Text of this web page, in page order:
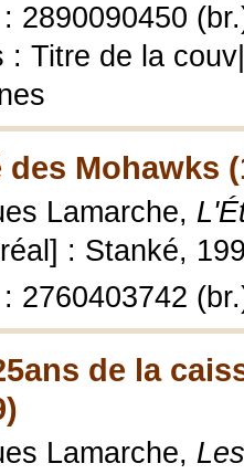
2890090450
: Titre de la
des Mohawks
Lamarche,
: Stanké,
2760403742
de la
Lamarche,